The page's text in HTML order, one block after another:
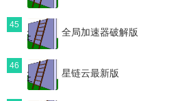
45
全局加速器破解版
46
星链云最新版